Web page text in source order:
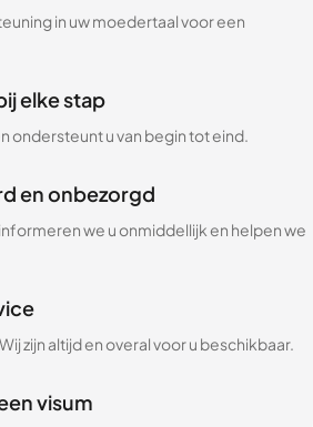
in uw moedertaal voor een
elke stap
ondersteunt u van begin tot eind.
en onbezorgd
we u onmiddellijk en helpen we
zijn altijd en overal voor u beschikbaar.
visum